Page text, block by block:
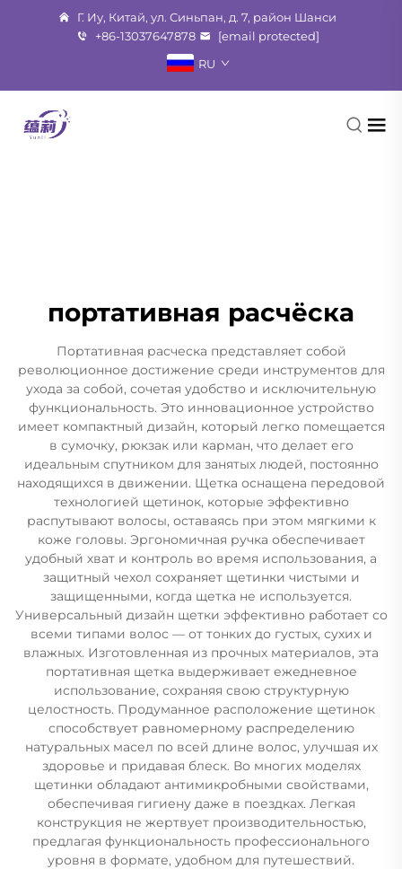
Г. Иу, Китай, ул. Синьпан, д. 7, район Шанси
+86-13037647878
[email protected]
RU
портативная расчёска
Портативная расческа представляет собой
революционное достижение среди инструментов для
ухода за собой, сочетая удобство и исключительную
функциональность. Это инновационное устройство
имеет компактный дизайн, который легко помещается
в сумочку, рюкзак или карман, что делает его
идеальным спутником для занятых людей, постоянно
находящихся в движении. Щетка оснащена передовой
технологией щетинок, которые эффективно
распутывают волосы, оставаясь при этом мягкими к
коже головы. Эргономичная ручка обеспечивает
удобный хват и контроль во время использования, а
защитный чехол сохраняет щетинки чистыми и
защищенными, когда щетка не используется.
Универсальный дизайн щетки эффективно работает со
всеми типами волос — от тонких до густых, сухих и
влажных. Изготовленная из прочных материалов, эта
портативная щетка выдерживает ежедневное
использование, сохраняя свою структурную
целостность. Продуманное расположение щетинок
способствует равномерному распределению
натуральных масел по всей длине волос, улучшая их
здоровье и придавая блеск. Во многих моделях
щетинки обладают антимикробными свойствами,
обеспечивая гигиену даже в поездках. Легкая
конструкция не жертвует производительностью,
предлагая функциональность профессионального
уровня в формате, удобном для путешествий.